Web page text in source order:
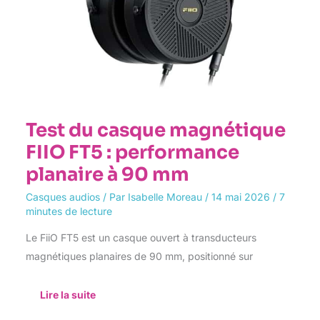
Test du casque magnétique
FIIO FT5 : performance
planaire à 90 mm
Casques audios/ Par Isabelle Moreau / 14 mai 2026 / 7
minutes de lecture
Le FiiO FT5 est un casque ouvert à transducteurs
magnétiques planaires de 90 mm, positionné sur
Lire la suite